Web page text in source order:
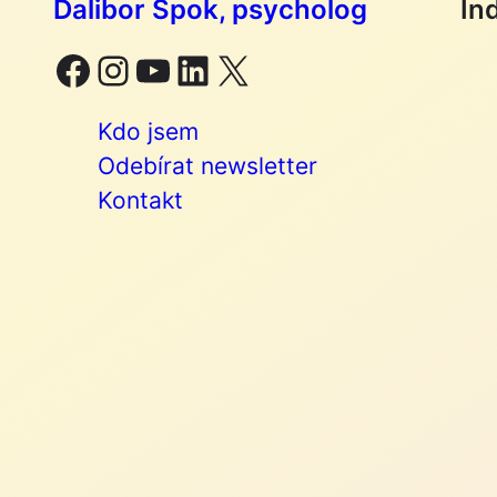
Dalibor Špok, psycholog
Facebook InstagramYouTube LinkedIn X
Kdo jsem
Odebírat newsletter
Kontakt